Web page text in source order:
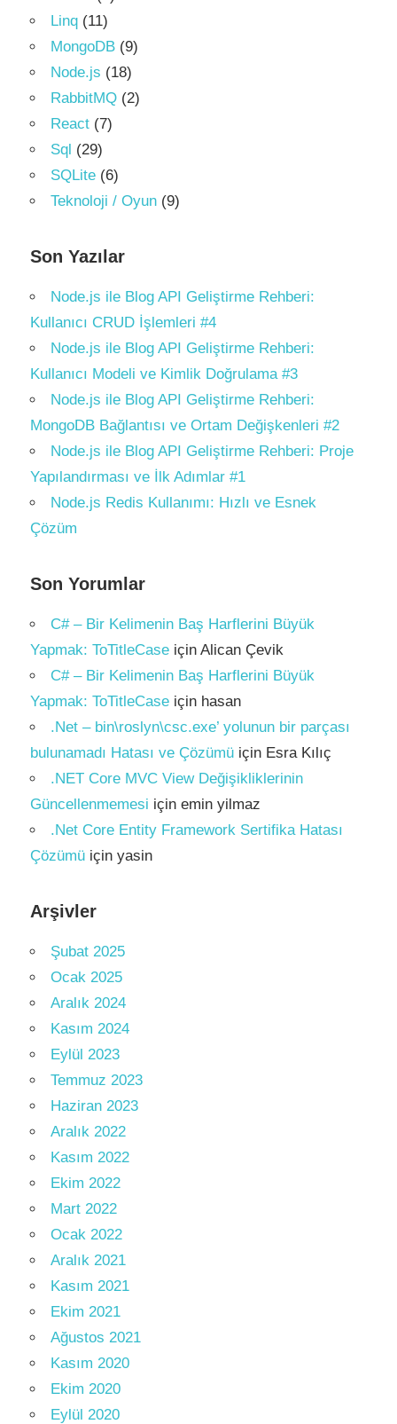
Linq (11)
MongoDB (9)
Node.js (18)
RabbitMQ (2)
React (7)
Sql (29)
SQLite (6)
Teknoloji / Oyun (9)
Son Yazılar
Node.js ile Blog API Geliştirme Rehberi:
Kullanıcı CRUD İşlemleri #4
Node.js ile Blog API Geliştirme Rehberi:
Kullanıcı Modeli ve Kimlik Doğrulama #3
Node.js ile Blog API Geliştirme Rehberi:
MongoDB Bağlantısı ve Ortam Değişkenleri #2
Node.js ile Blog API Geliştirme Rehberi: Proje
Yapılandırması ve İlk Adımlar #1
Node.js Redis Kullanımı: Hızlı ve Esnek
Çözüm
Son Yorumlar
C# – Bir Kelimenin Baş Harflerini Büyük
Yapmak: ToTitleCase için Alican Çevik
C# – Bir Kelimenin Baş Harflerini Büyük
Yapmak: ToTitleCase için hasan
.Net – bin\roslyn\csc.exe’ yolunun bir parçası
bulunamadı Hatası ve Çözümü için Esra Kılıç
.NET Core MVC View Değişikliklerinin
Güncellenmemesi için emin yilmaz
.Net Core Entity Framework Sertifika Hatası
Çözümü için yasin
Arşivler
Şubat 2025
Ocak 2025
Aralık 2024
Kasım 2024
Eylül 2023
Temmuz 2023
Haziran 2023
Aralık 2022
Kasım 2022
Ekim 2022
Mart 2022
Ocak 2022
Aralık 2021
Kasım 2021
Ekim 2021
Ağustos 2021
Kasım 2020
Ekim 2020
Eylül 2020